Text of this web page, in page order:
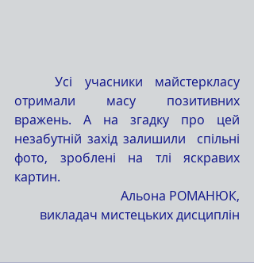
	Усі учасники майстеркласу
отримали масу позитивних
вражень. А на згадку про цей
незабутній захід залишили  спільні
фото, зроблені на тлі яскравих
картин.
Альона РОМАНЮК,
викладач мистецьких дисциплін